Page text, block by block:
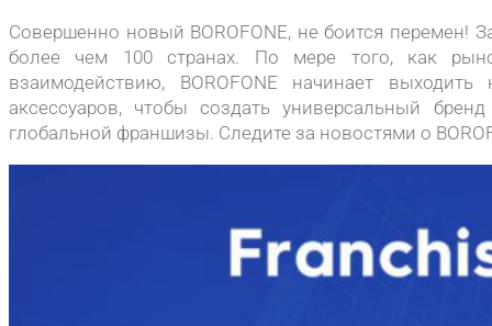
Совершенно новый BOROFONE, не боится перемен!
более чем 100 странах. По мере того, как
взаимодействию, BOROFONE начинает
аксессуаров, чтобы создать универсальный
глобальной франшизы. Следите за новостями о